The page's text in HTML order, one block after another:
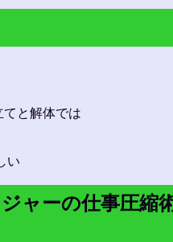
と解体では
い
ャーの仕事圧縮